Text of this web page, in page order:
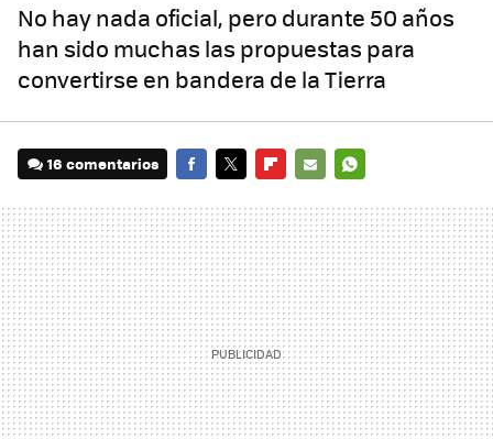
No hay nada oficial, pero durante 50 años
han sido muchas las propuestas para
convertirse en bandera de la Tierra
16 comentarios
MAIL